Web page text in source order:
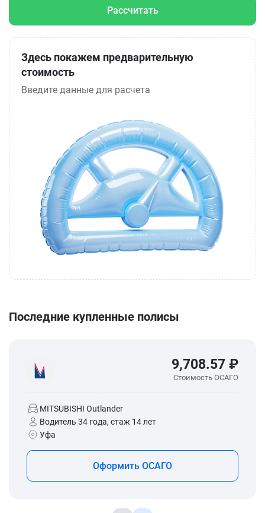
Рассчитать
Здесь покажем предварительную
стоимость
Введите данные для расчета
Последние купленные полисы
9,708.57 ₽
Стоимость ОСАГО
MITSUBISHI Outlander
Водитель 34 года, стаж 14 лет
Уфа
Оформить ОСАГО